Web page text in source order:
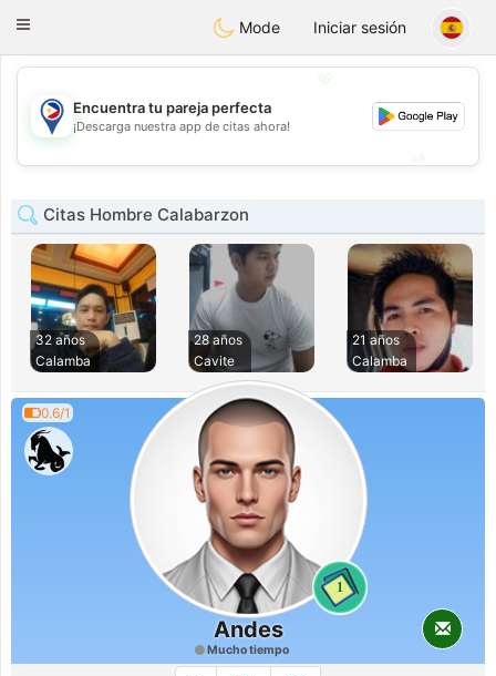
Philippines Chat
Toggle
Mode Iniciar sesión
💖
💕
Encuentra tu pareja perfecta
¡Descarga nuestra app de citas ahora!
Citas Hombre Calabarzon
32 años
Calamba
28 años
Cavite
21 años
Calamba
0.6/1
1
Andes
Mucho tiempo